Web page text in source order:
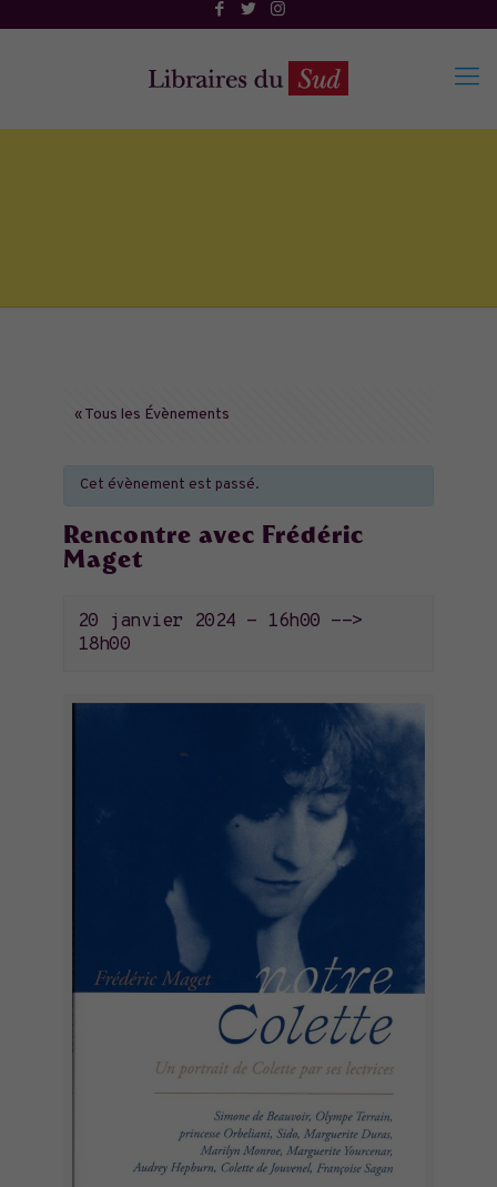
« Tous les Évènements
Cet évènement est passé.
Rencontre avec Frédéric
Maget
20 janvier 2024 - 16h00 -->
18h00